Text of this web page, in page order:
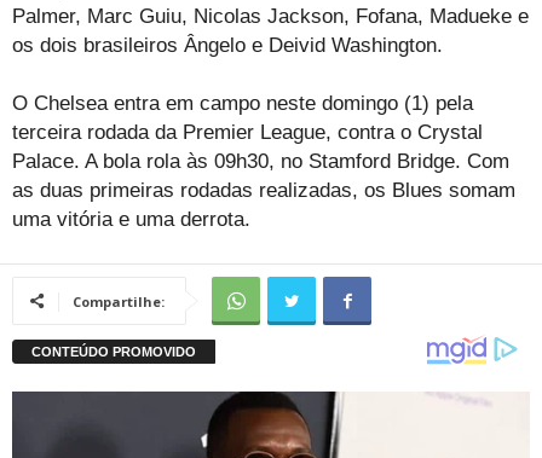
Palmer, Marc Guiu, Nicolas Jackson, Fofana, Madueke e
os dois brasileiros Ângelo e Deivid Washington.
O Chelsea entra em campo neste domingo (1) pela
terceira rodada da Premier League, contra o Crystal
Palace. A bola rola às 09h30, no Stamford Bridge. Com
as duas primeiras rodadas realizadas, os Blues somam
uma vitória e uma derrota.
Compartilhe: